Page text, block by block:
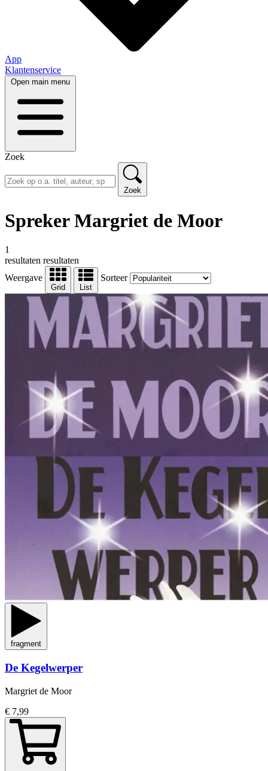
App
Klantenservice
Open main menu
Zoek
Zoek
Spreker Margriet de Moor
1
resultaten resultaten
Weergave
Grid List
Sorteer
fragment
De Kegelwerper
Margriet de Moor
€ 7,99